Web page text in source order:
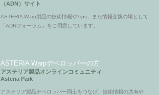
（ADN）サイト
ASTERIA Warp製品の技術情報やTips、また情報交換の場として
「ADNフォーラム」をご用意しています。
ASTERIA Warpデベロッパーの方
アステリア製品オンラインコミュニティ
Asteria Park
アステリア製品デベロッパー同士をつなげ、技術情報の共有や